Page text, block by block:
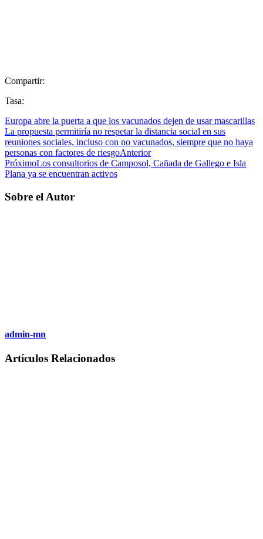
Compartir:
Tasa:
Europa abre la puerta a que los vacunados dejen de usar mascarillas
La propuesta permitiría no respetar la distancia social en sus
reuniones sociales, incluso con no vacunados, siempre que no haya
personas con factores de riesgoAnterior
PróximoLos consultorios de Camposol, Cañada de Gallego e Isla
Plana ya se encuentran activos
Sobre el Autor
admin-mn
Artículos Relacionados